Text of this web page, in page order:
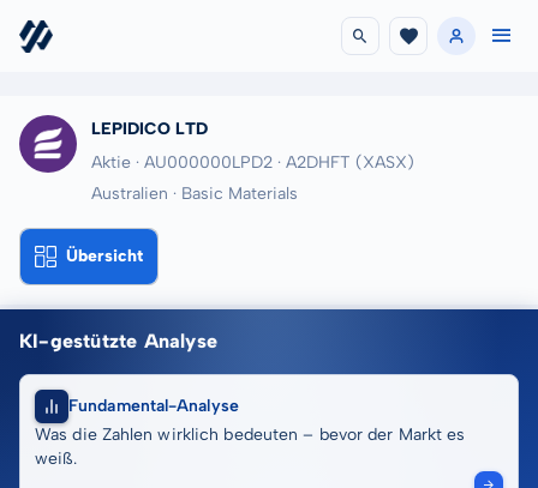
LEPIDICO LTD
Aktie · AU000000LPD2 · A2DHFT (XASX)
Australien · Basic Materials
Übersicht
KI-gestützte Analyse
Fundamental-Analyse
Was die Zahlen wirklich bedeuten – bevor der Markt es
weiß.